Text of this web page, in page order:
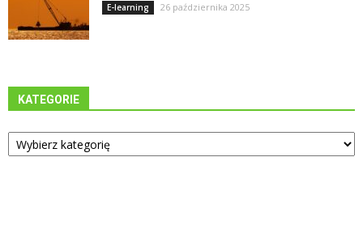
E-learning 26 października 2025
KATEGORIE
Kategorie